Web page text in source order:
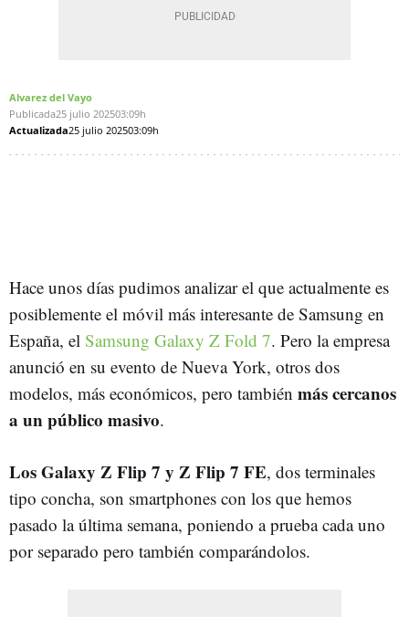
Alvarez del Vayo
Publicada25 julio 202503:09h
Actualizada25 julio 202503:09h
Hace unos días pudimos analizar el que actualmente es
posiblemente el móvil más interesante de Samsung en
España, el Samsung Galaxy Z Fold 7. Pero la empresa
anunció en su evento de Nueva York, otros dos
modelos, más económicos, pero también más cercanos
a un público masivo.
Los Galaxy Z Flip 7 y Z Flip 7 FE, dos terminales
tipo concha, son smartphones con los que hemos
pasado la última semana, poniendo a prueba cada uno
por separado pero también comparándolos.